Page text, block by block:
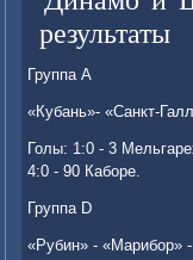
результаты
Группа А
«Кубань»- «Санкт-
Голы: 1:0 - 3
4:0 - 90 Каборе.
Группа D
«Рубин» - «Марибор»